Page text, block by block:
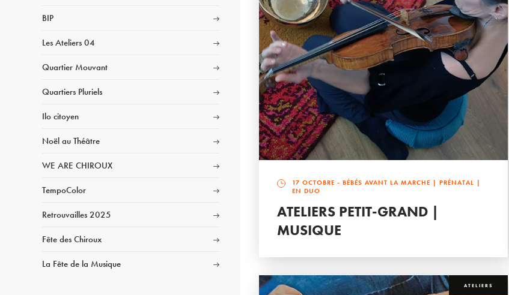
BIP
Les Ateliers 04
Quartier Mouvant
Quartiers Pluriels
Ilo citoyen
Noël au Théâtre
WE ARE CHIROUX
TempoColor
Retrouvailles 2025
Fête des Chiroux
La Fête de la Musique
17 OCTOBRE - BÉBÉS AVANT LA MARCHE | PRÉNATAL |
EN DUO
ATELIERS PETIT-GRAND |
MUSIQUE
ATELIERS